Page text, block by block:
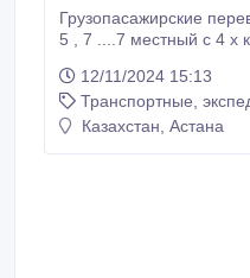
Грузопасажирские
5 , 7 ....7 местный с 4 х колесным прицепом 3 , 6 м .
города . Пассажиры , Крупногабаритные и
маленькие посылки , разное . Возможна доставка .
8776 5 6666 05
12/11/2024 15:13
Транспортные,
Казахстан, Астана